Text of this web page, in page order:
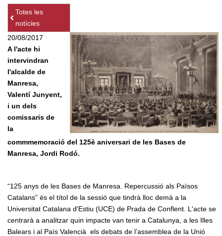
Totes les
notícies
20/08/2017
A l'acte hi
intervindran
l'alcalde de
Manresa,
Valentí Junyent,
i un dels
comissaris de
la
commmemoració del 125è aniversari de les Bases de
Manresa, Jordi Rodó.
“125 anys de les Bases de Manresa. Repercussió als Països
Catalans” és el títol de la sessió que tindrà lloc demà a la
Universitat Catalana d'Estiu (UCE) de Prada de Conflent. L'acte se
centrarà a analitzar quin impacte van tenir a Catalunya, a les Illes
Balears i al País Valencià els debats de l’assemblea de la Unió